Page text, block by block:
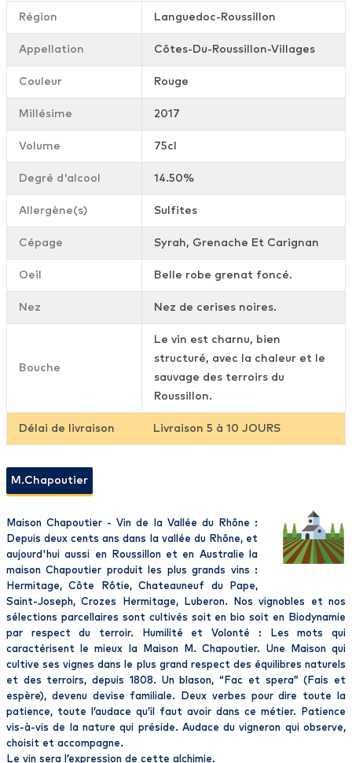
Région Languedoc-Roussillon
Appellation Côtes-Du-Roussillon-Villages
Couleur Rouge
Millésime 2017
Volume 75cl
Degré d'alcool 14.50%
Allergène(s) Sulfites
Cépage Syrah, Grenache Et Carignan
Oeil Belle robe grenat foncé.
Nez Nez de cerises noires.
Bouche
Le vin est charnu, bien
structuré, avec la chaleur et le
sauvage des terroirs du
Roussillon.
Délai de livraison Livraison 5 à 10 JOURS
M.Chapoutier
Maison Chapoutier - Vin de la Vallée du Rhône :
Depuis deux cents ans dans la vallée du Rhône, et
aujourd'hui aussi en Roussillon et en Australie la
maison Chapoutier produit les plus grands vins :
Hermitage, Côte Rôtie, Chateauneuf du Pape,
Saint-Joseph, Crozes Hermitage, Luberon. Nos vignobles et nos
sélections parcellaires sont cultivés soit en bio soit en Biodynamie
par respect du terroir. Humilité et Volonté : Les mots qui
caractérisent le mieux la Maison M. Chapoutier. Une Maison qui
cultive ses vignes dans le plus grand respect des équilibres naturels
et des terroirs, depuis 1808. Un blason, “Fac et spera” (Fais et
espère), devenu devise familiale. Deux verbes pour dire toute la
patience, toute l’audace qu’il faut avoir dans ce métier. Patience
vis-à-vis de la nature qui préside. Audace du vigneron qui observe,
choisit et accompagne.
Le vin sera l’expression de cette alchimie.